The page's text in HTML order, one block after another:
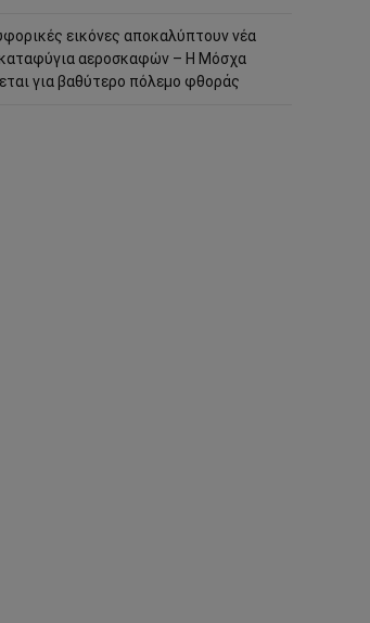
εικόνες αποκαλύπτουν νέα
αεροσκαφών – Η Μόσχα
για βαθύτερο πόλεμο φθοράς